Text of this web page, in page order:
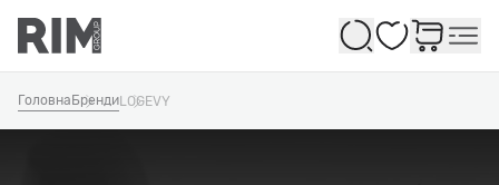
Обране
Головна БрендиLOGEVY